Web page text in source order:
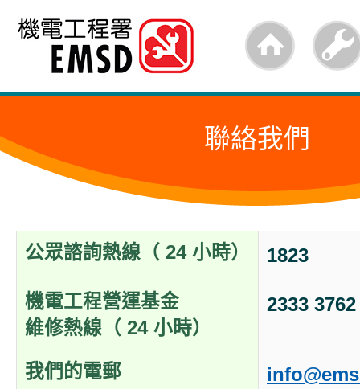
跳
內
的
始
聯絡我們
公眾諮詢熱線（ 24 小時） 1823
機電工程營運基金
維修熱線（ 24 小時）
2333 3762
我們的電郵